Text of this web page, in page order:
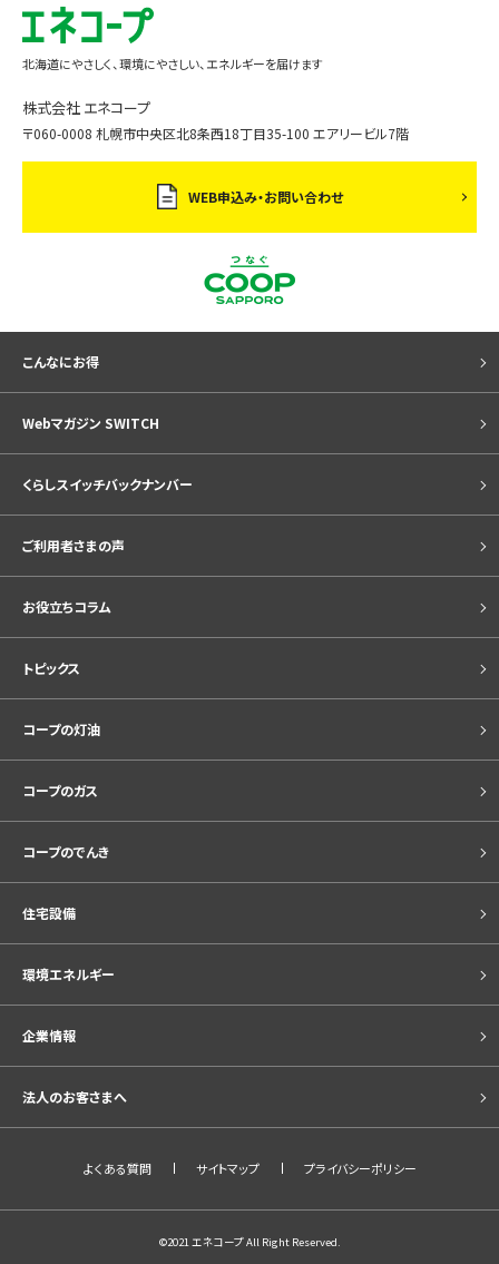
北海道にやさしく、環境にやさしい、エネルギーを届けます
株式会社 エネコープ
〒060-0008 札幌市中央区北8条西18丁目35-100 エアリービル7階
WEB申込み・お問い合わせ
こんなにお得
Webマガジン SWITCH
くらしスイッチバックナンバー
ご利用者さまの声
お役立ちコラム
トピックス
コープの灯油
コープのガス
コープのでんき
住宅設備
環境エネルギー
企業情報
法人のお客さまへ
よくある質問 サイトマップ プライバシーポリシー
©2021 エネコープ All Right Reserved.